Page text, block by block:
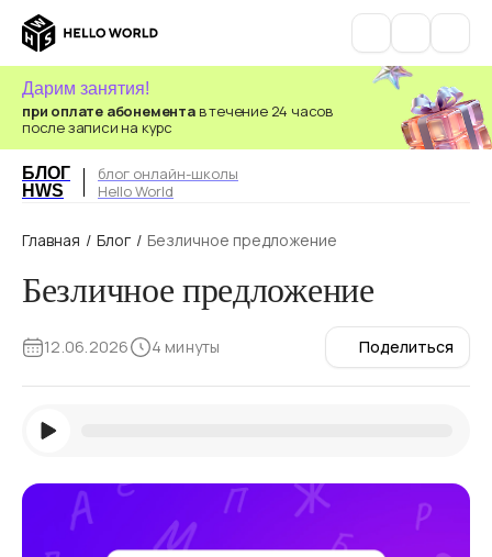
при оплате абонементав течение 24 часов
после записи на курс
Дарим занятия!
БЛОГ
HWS
блог онлайн-школы
Hello World
Главная / Блог / Безличное предложение
Безличное предложение
12.06.2026 4 минуты Поделиться